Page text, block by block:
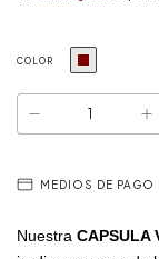
COLOR
MEDIOS DE PAGO
Nuestra CAPSULA